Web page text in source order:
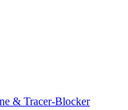
& Tracer-Blocker